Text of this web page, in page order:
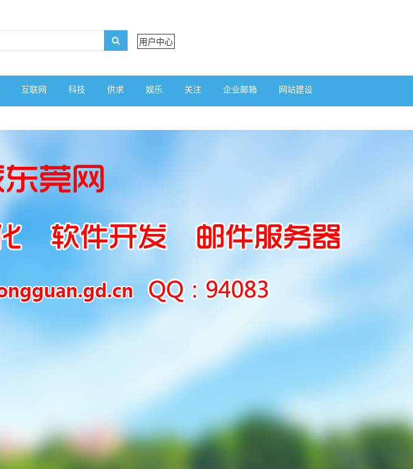
用户中心
互联网 科技 供求 娱乐 关注 企业邮箱 网站建设